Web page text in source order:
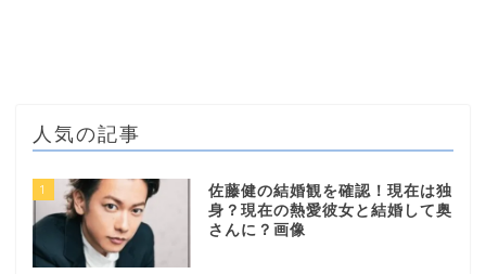
人気の記事
1
佐藤健の結婚観を確認！現在は独
身？現在の熱愛彼女と結婚して奥
さんに？画像